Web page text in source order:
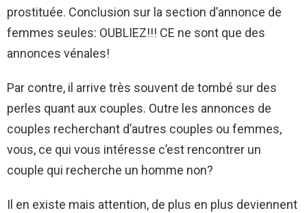
prostituée. Conclusion sur la section d’annonce de
femmes seules: OUBLIEZ!!! CE ne sont que des
annonces vénales!
Par contre, il arrive très souvent de tombé sur des
perles quant aux couples. Outre les annonces de
couples recherchant d’autres couples ou femmes,
vous, ce qui vous intéresse c’est rencontrer un
couple qui recherche un homme non?
Il en existe mais attention, de plus en plus deviennent